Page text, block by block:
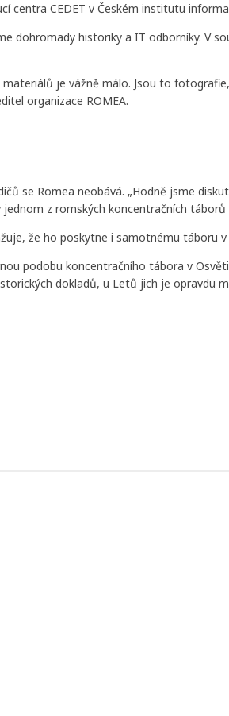
centra CEDET v Českém institutu
dohromady historiky a IT odborníky. V
je vážně málo. Jsou to
organizace ROMEA.
se Romea neobává. „Hodně jsme
z romských koncentračních
že ho poskytne i samotnému táboru
podobu koncentračního tábora v
dokladů, u Letů jich je opravdu